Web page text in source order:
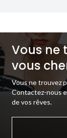
Vous ne
vous
Vous ne trouvez
Contactez-nous
de vos rêves.